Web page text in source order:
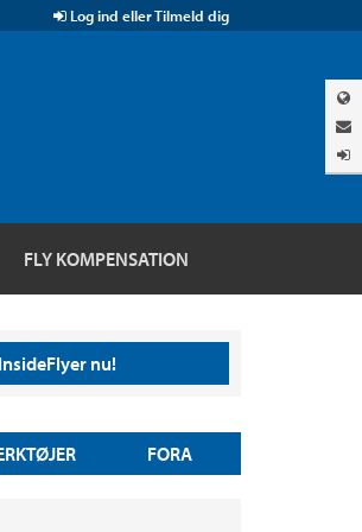
Log ind eller Tilmeld dig
FLY KOMPENSATION
nu!
FORA